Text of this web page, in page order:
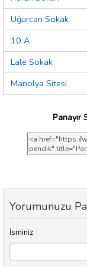
Uğurcan Sokak
10 A
Lale Sokak
Manolya Sitesi
Panayır
Yorumunuzu
İsminiz